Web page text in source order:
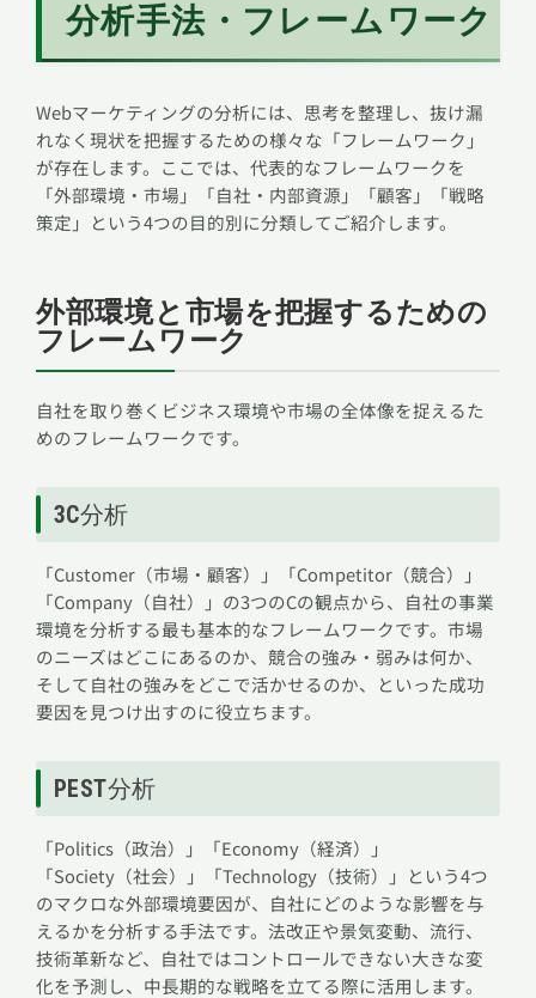
分析手法・フレームワーク
Webマーケティングの分析には、思考を整理し、抜け漏
れなく現状を把握するための様々な「フレームワーク」
が存在します。ここでは、代表的なフレームワークを
「外部環境・市場」「自社・内部資源」「顧客」「戦略
策定」という4つの目的別に分類してご紹介します。
外部環境と市場を把握するための
フレームワーク
自社を取り巻くビジネス環境や市場の全体像を捉えるた
めのフレームワークです。
3C分析
「Customer（市場・顧客）」「Competitor（競合）」
「Company（自社）」の3つのCの観点から、自社の事業
環境を分析する最も基本的なフレームワークです。市場
のニーズはどこにあるのか、競合の強み・弱みは何か、
そして自社の強みをどこで活かせるのか、といった成功
要因を見つけ出すのに役立ちます。
PEST分析
「Politics（政治）」「Economy（経済）」
「Society（社会）」「Technology（技術）」という4つ
のマクロな外部環境要因が、自社にどのような影響を与
えるかを分析する手法です。法改正や景気変動、流行、
技術革新など、自社ではコントロールできない大きな変
化を予測し、中長期的な戦略を立てる際に活用します。